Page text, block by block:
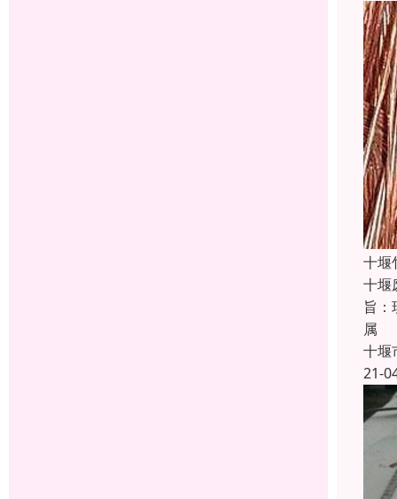
十堰
十堰
旨
属
十堰
21-